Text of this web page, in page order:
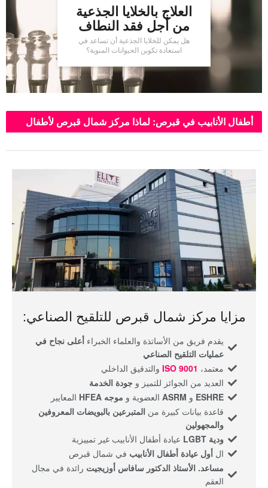
العلاج بالخلايا الجذعية
من أجل فقد النطاف
هل يمكن للخلايا الجذعية أن تساعد في
استعادة تكوين الحيوانات المنوية؟
أطفال الأنابيب في قبرص: لماذا مركز شمال قبرص لأطفال
مزايا مركز شمال قبرص للتلقيح الصناعي:
يقدم فريق من الأساتذة والعلماء الخبراء أعلى نجاح في
عمليات التلقيح الصناعي
معتمد، ISO 9001والتدقيق الداخلي
العديد من الجوائز للتميز و جودة الخدمة
ESHRE و ASRMالعضوية و موجه HFEA
المعايير
قاعدة بيانات كبيرة من المتبرعين بالبويضات المعروفين
والمجهولين
ودية LGBT
عيادة أطفال الأنابيب غير تمييزية
ال أول عيادة أطفال الأنابيب في شمال قبرص
مساعد. الأستاذ الدكتور سافاس أوزيجيت رائدة في مجال
العقم